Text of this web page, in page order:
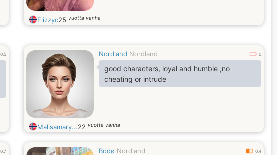
Elizzyc25 vuotta vanha
0.5 Nordland Nordland 0
good characters, loyal and humble ,no
cheating or intrude
Malisamary...22 vuotta vanha
0.7 Bodø Nordland 0.4